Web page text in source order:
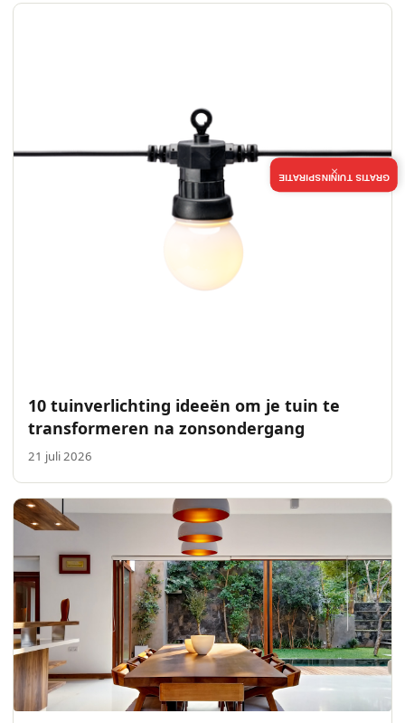
10 tuinverlichting ideeën om je tuin te
transformeren na zonsondergang
21 juli 2026
GRATIS TUININSPIRATIE
×